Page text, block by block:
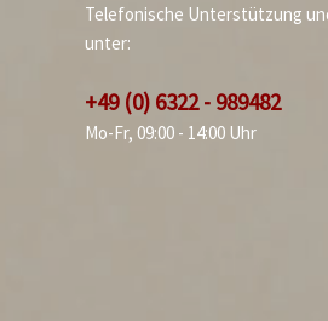
Telefonische Unterstützung
unter:
+49 (0) 6322 - 989482
Mo-Fr, 09:00 - 14:00 Uhr